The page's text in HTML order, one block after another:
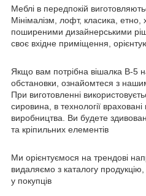
Меблі в передпокій
Мінімалізм, лофт, класика, етно,
поширеними дизайнерськими
своє вхідне приміщення,
Якщо вам потрібна вішалка В-5
обстановки, ознайомтеся з
При виготовленні
сировина, в технології враховані
виробництва. Ви будете
та кріпильних елементів
Ми орієнтуємося на трендові
видаляємо з каталогу
у покупців